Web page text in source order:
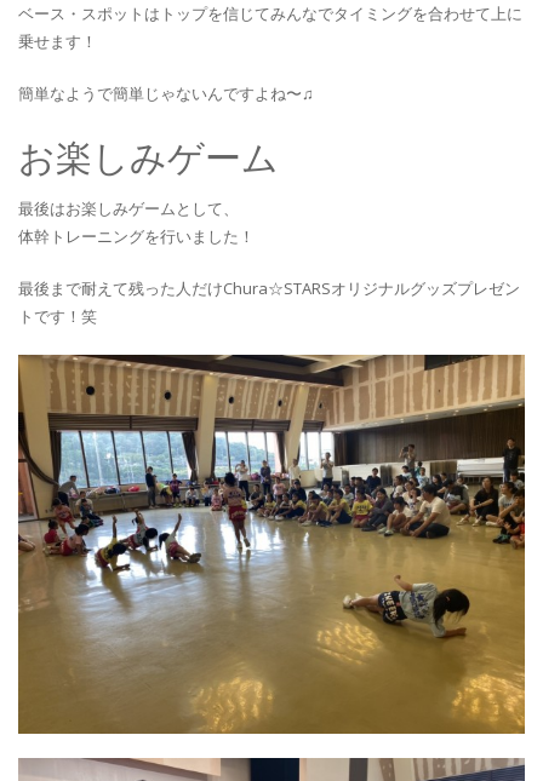
ベース・スポットはトップを信じてみんなでタイミングを合わせて上に
乗せます！
簡単なようで簡単じゃないんですよね〜♫
お楽しみゲーム
最後はお楽しみゲームとして、
体幹トレーニングを行いました！
最後まで耐えて残った人だけChura☆STARSオリジナルグッズプレゼン
トです！笑